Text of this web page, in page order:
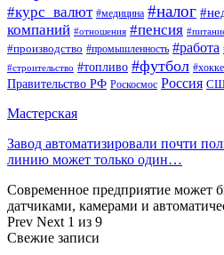
#курс_валют #медицина #налог
компаний #отношения #пенсия
#производство #промышленность #работа
#строительство #топливо #футбол
Правительство РФ Роскосмос Россия
Мастерская
Завод автоматизировали почти
линию может только один…
Современное предприятие может
датчиками, камерами и
Prev Next 1 из 9
Свежие записи